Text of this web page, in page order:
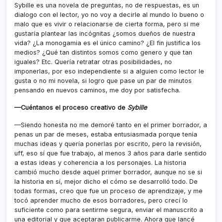
Sybille es una novela de preguntas, no de respuestas, es un
dialogo con el lector, yo no voy a decirle al mundo lo bueno o
malo que es vivir o relacionarse de cierta forma, pero si me
gustaría plantear las incógnitas ¿somos dueños de nuestra
vida? ¿La monogamia es el único camino? ¿El fin justifica los
medios? ¿Qué tan distintos somos como genero y que tan
iguales? Etc. Quería retratar otras posibilidades, no
imponerlas, por eso independiente si a alguien como lector le
gusta o no mi novela, si logro que pase un par de minutos
pensando en nuevos caminos, me doy por satisfecha.
—Cuéntanos el proceso creativo de Sybille
—Siendo honesta no me demoré tanto en el primer borrador, a
penas un par de meses, estaba entusiasmada porque tenía
muchas ideas y quería ponerlas por escrito, pero la revisión,
uff, eso sí que fue trabajo, al menos 3 años para darle sentido
a estas ideas y coherencia a los personajes. La historia
cambió mucho desde aquel primer borrador, aunque no se si
la historia en sí, mejor dicho el cómo se desarrolló todo. De
todas formas, creo que fue un proceso de aprendizaje, y me
tocó aprender mucho de esos borradores, pero crecí lo
suficiente como para sentirme segura, enviar el manuscrito a
una editorial y que aceptaran publicarme. Ahora que lancé